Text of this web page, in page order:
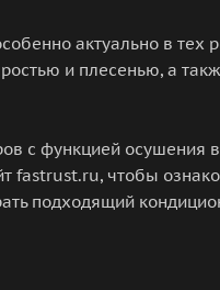
актуально в тех
и плесенью, а
с функцией осушения
чтобы
подходящий